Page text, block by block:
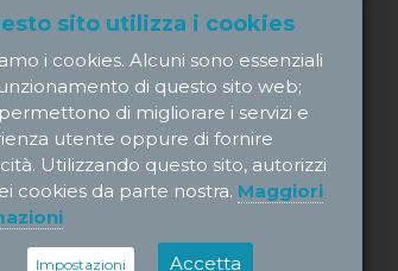
sito utilizza i cookies
i cookies. Alcuni sono essenziali
di questo sito web;
di migliorare i servizi e
utente oppure di fornire
Utilizzando questo sito, autorizzi
cookies da parte nostra. Maggiori
Impostazioni Accetta